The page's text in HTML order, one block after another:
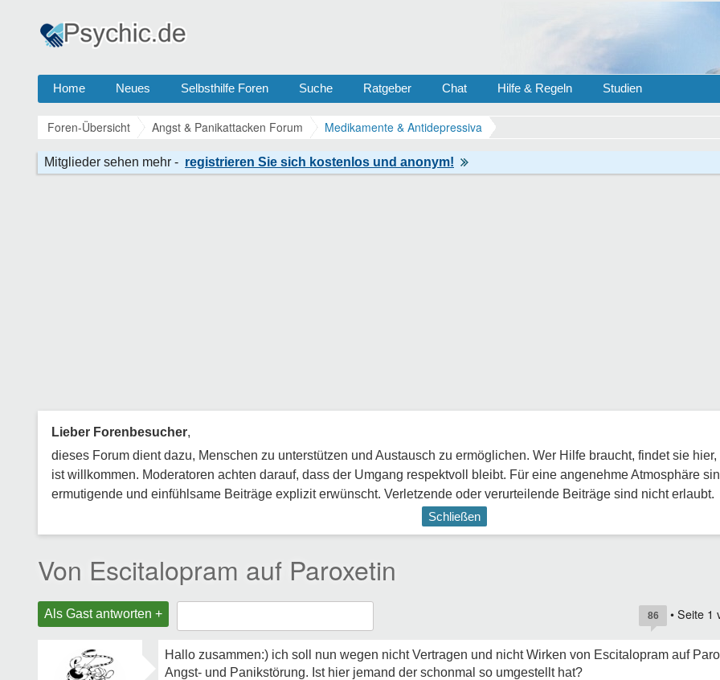
Home Neues Selbsthilfe Foren Suche Ratgeber Chat Hilfe & Regeln Studien
Foren-Übersicht Angst & Panikattacken Forum Medikamente & Antidepressiva
Lieber Forenbesucher,
dieses Forum dient dazu, Menschen zu unterstützen und Austausch zu ermöglichen. Wer Hilfe braucht, findet sie
ist willkommen. Moderatoren achten darauf, dass der Umgang respektvoll bleibt. Für eine angenehme Atmosphäre
ermutigende und einfühlsame Beiträge explizit erwünscht. Verletzende oder verurteilende Beiträge sind nicht erlaubt.
Schließen
Von Escitalopram auf Paroxetin
Als Gast antworten + 86 • Seite 1
Hallo zusammen:) ich soll nun wegen nicht Vertragen und nicht Wirken von Escitalopram auf
Angst- und Panikstörung. Ist hier jemand der schonmal so umgestellt hat?